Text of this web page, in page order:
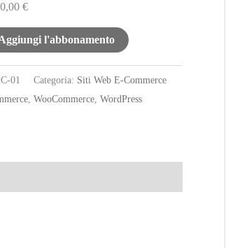
€
l'abbonamento
01 Categoria: Siti Web E-Commerce
, WooCommerce, WordPress